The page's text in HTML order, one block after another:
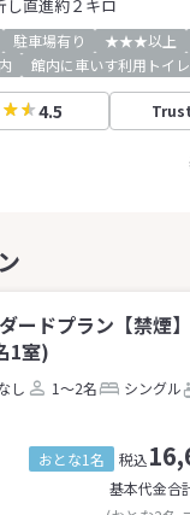
し直進約２キロ
駐車場有り ★★★以上
館内に車いす利用トイレ
4.5
ードプラン【禁煙
1室)
し 1～2名 シングル
おとな1名 税込
基本代金合